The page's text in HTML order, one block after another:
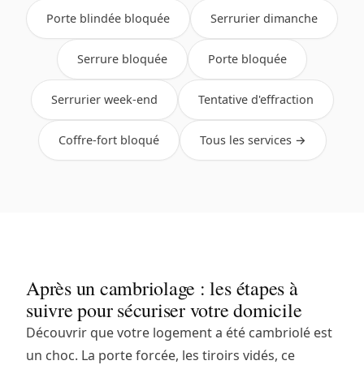
Porte blindée bloquée Serrurier dimanche
Serrure bloquée Porte bloquée
Serrurier week-end Tentative d'effraction
Coffre-fort bloqué Tous les services →
Après un cambriolage : les étapes à
suivre pour sécuriser votre domicile
Découvrir que votre logement a été cambriolé est
un choc. La porte forcée, les tiroirs vidés, ce